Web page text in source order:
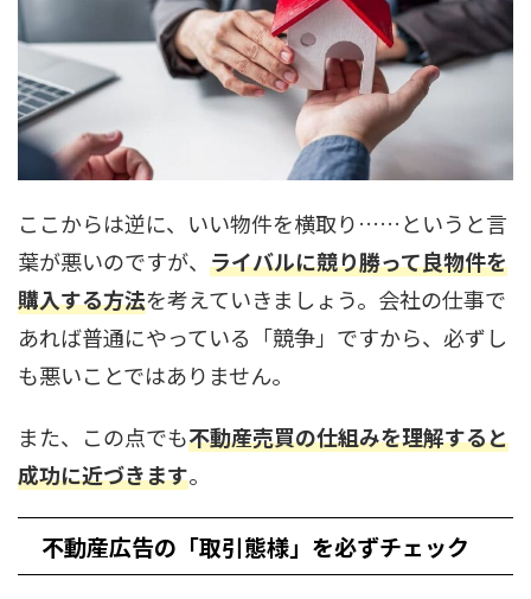
ここからは逆に、いい物件を横取り……というと言
葉が悪いのですが、 ライバルに競り勝って良物件を
購入する方法を考えていきましょう。会社の仕事で
あれば普通にやっている「競争」ですから、必ずし
も悪いことではありません。
また、この点でも不動産売買の仕組みを理解すると
成功に近づきます。
不動産広告の「取引態様」を必ずチェック